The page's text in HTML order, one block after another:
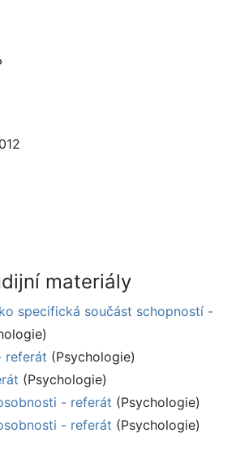
materiály
specifická součást schopností -
referát (Psychologie)
(Psychologie)
- referát (Psychologie)
- referát (Psychologie)